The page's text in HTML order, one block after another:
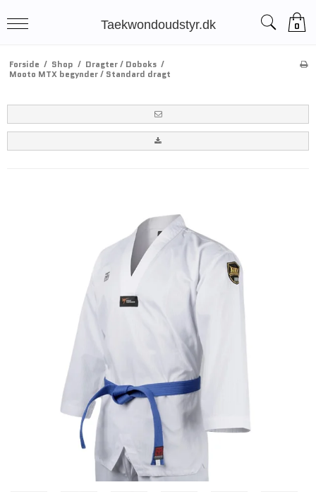
Taekwondoudstyr.dk 0
Forside / Shop / Dragter / Doboks /
Mooto MTX begynder / Standard dragt